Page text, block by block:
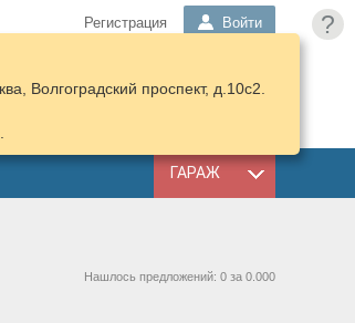
?
Регистрация Войти
КОРЗИНА
ПОДОБРАТЬ
ГАРАЖ
Волгоградский проспект, д.10с2.
Нашлось предложений: 0 за 0.000